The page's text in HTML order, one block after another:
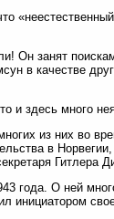
Он занят
в качестве
и здесь много
из них во
в
Гитлера
года. О ней
инициатором